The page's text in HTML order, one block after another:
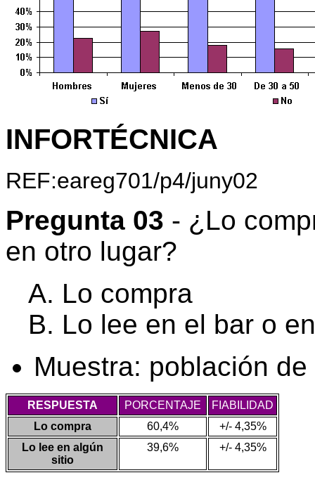
INFORTÉCNICA
REF:eareg701/p4/juny02
Pregunta 03 - ¿Lo
en otro lugar?
Lo compra
Lo lee en el bar o
Muestra: población
RESPUESTA PORCENTAJE
FIABILIDAD
Lo compra
60,4%
+/- 4,35%
Lo lee en algún
sitio
39,6% +/- 4,35%